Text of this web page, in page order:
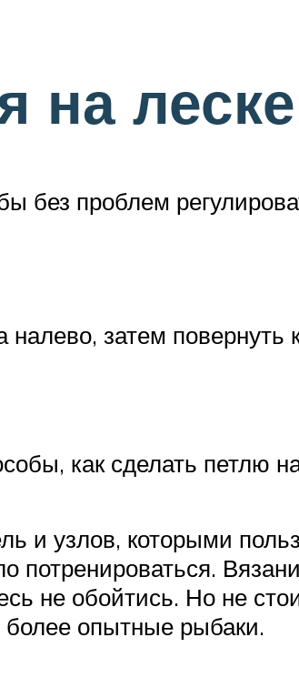
на леске
без проблем
затем повернуть
как сделать петлю
и узлов, которыми
потренироваться.
не обойтись. Но не
более опытные рыбаки.